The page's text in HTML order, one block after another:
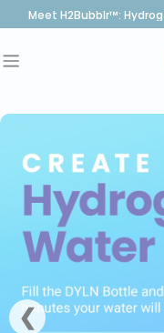
saltar
contenido
Meet H2Bubblr™:
❮